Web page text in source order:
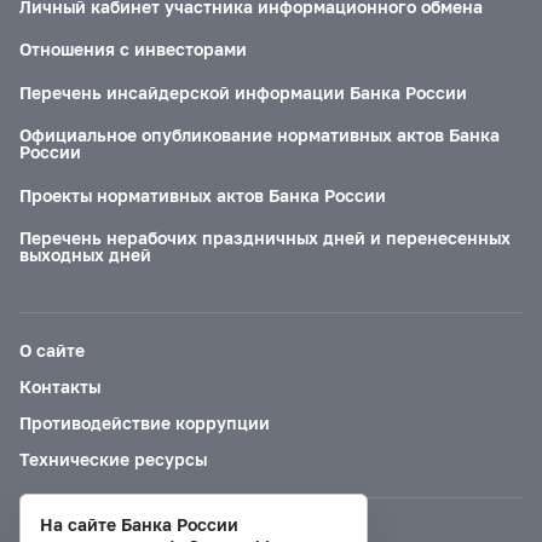
Личный кабинет участника информационного обмена
Отношения с инвесторами
Перечень инсайдерской информации Банка России
Официальное опубликование нормативных актов Банка
России
Проекты нормативных актов Банка России
Перечень нерабочих праздничных дней и перенесенных
выходных дней
О сайте
Контакты
Противодействие коррупции
Технические ресурсы
На сайте Банка России